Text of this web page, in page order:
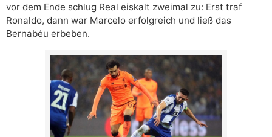
vor dem Ende schlug Real eiskalt zweimal zu: Erst traf
Ronaldo, dann war Marcelo erfolgreich und ließ das
Bernabéu erbeben.